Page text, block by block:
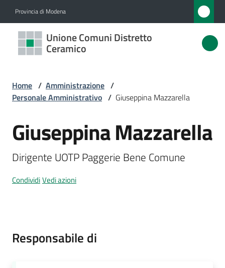
Provincia di Modena
Unione Comuni Distretto
Ceramico
Unione
Comuni
Ceramico
Amministrazione
Menu selezionato
Novità
Servizi
Home / Amministrazione /
Personale Amministrativo / Giuseppina Mazzarella
Salta al contenuto
Giuseppina Mazzarella
Dirigente UOTP Paggerie Bene Comune
CondividiVedi azioni
Responsabile di